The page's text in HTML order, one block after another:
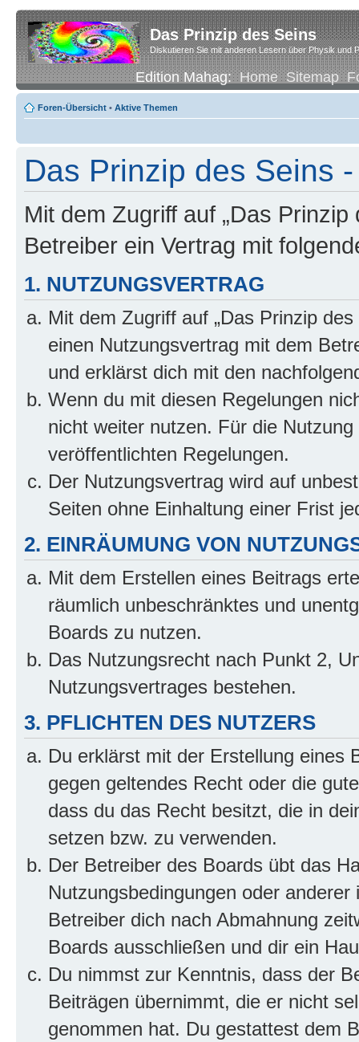
Das Prinzip des Seins
Diskutieren Sie mit anderen Lesern über Physik und
Edition Mahag:Home Sitemap
Foren-Übersicht • Aktive Themen
Das Prinzip des Seins
Mit dem Zugriff auf „Das
Betreiber ein Vertrag mit
1. NUTZUNGSVERTRAG
Mit dem Zugriff auf „Das Prinzip
einen Nutzungsvertrag mit dem
und erklärst dich mit den
Wenn du mit diesen Regelungen
nicht weiter nutzen. Für die
veröffentlichten Regelungen.
Der Nutzungsvertrag wird auf
Seiten ohne Einhaltung einer Frist
2. EINRÄUMUNG VON
Mit dem Erstellen eines Beitrags
räumlich unbeschränktes und
Boards zu nutzen.
Das Nutzungsrecht nach Punkt 2,
Nutzungsvertrages bestehen.
3. PFLICHTEN DES NUTZERS
Du erklärst mit der Erstellung eines
gegen geltendes Recht oder die
dass du das Recht besitzt, die in
setzen bzw. zu verwenden.
Der Betreiber des Boards übt das
Nutzungsbedingungen oder
Betreiber dich nach Abmahnung
Boards ausschließen und dir ein
Du nimmst zur Kenntnis, dass der
Beiträgen übernimmt, die er nicht
genommen hat. Du gestattest dem